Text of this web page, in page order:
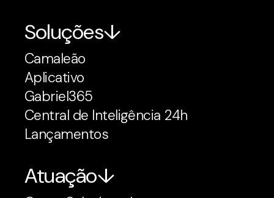
Soluções
Camaleão
Aplicativo
Gabriel365
Central de Inteligência 24h
Lançamentos
Atuação